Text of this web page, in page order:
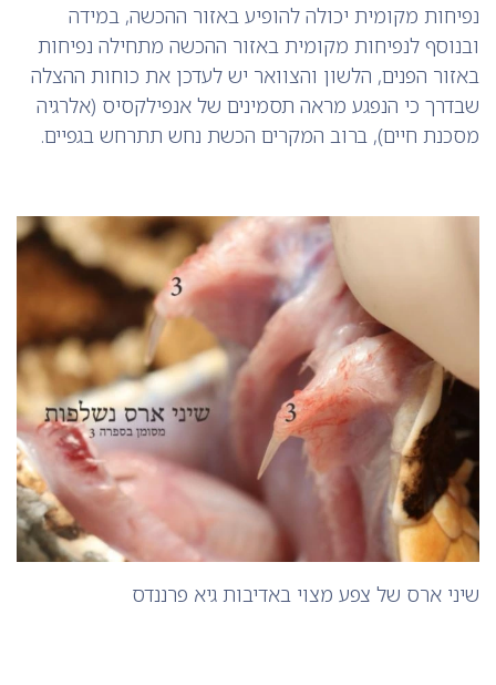
נפיחות מקומית יכולה להופיע באזור ההכשה, במידה
ובנוסף לנפיחות מקומית באזור ההכשה מתחילה נפיחות
באזור הפנים, הלשון והצוואר יש לעדכן את כוחות ההצלה
שבדרך כי הנפגע מראה תסמינים של אנפילקסיס (אלרגיה
מסכנת חיים), ברוב המקרים הכשת נחש תתרחש בגפיים.
שיני ארס של צפע מצוי באדיבות גיא פרננדס